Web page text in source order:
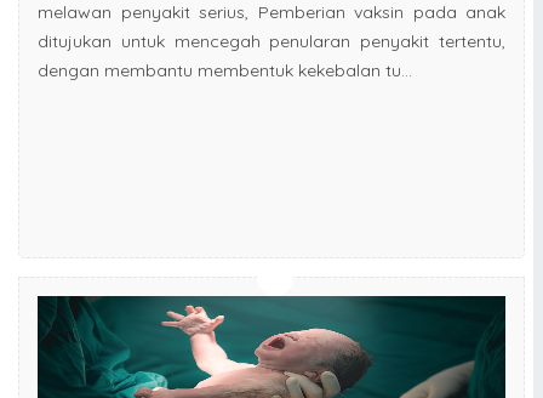
melawan penyakit serius, Pemberian vaksin pada anak
ditujukan untuk mencegah penularan penyakit tertentu,
dengan membantu membentuk kekebalan tu...